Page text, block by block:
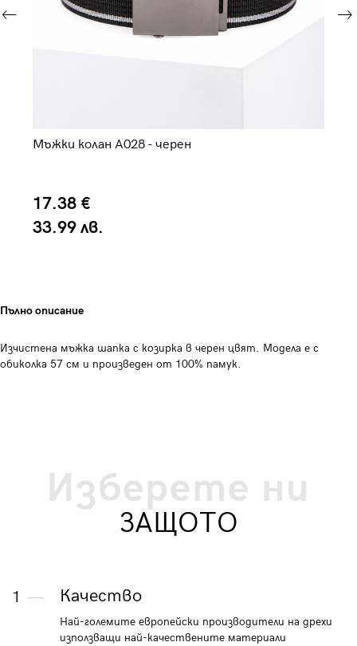
Мъжки колан A028 - черен
17.38 €
33.99 лв.
Пълно описание
Изчистена мъжка шапка с козирка в черен цвят. Модела е с
обиколка 57 см и произведен от 100% памук.
Изберете ни
ЗАЩОТО
1 Качество
Най-големите европейски производители на дрехи
използващи най-качествените материали